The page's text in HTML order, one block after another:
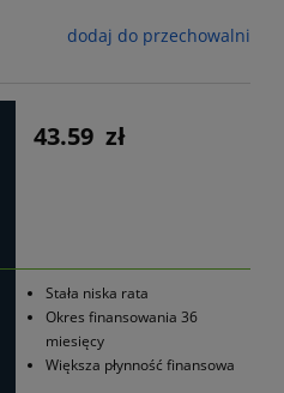
dodaj do przechowalni
43.59 zł
Stała niska rata
Okres finansowania 36
miesięcy
Większa płynność finansowa